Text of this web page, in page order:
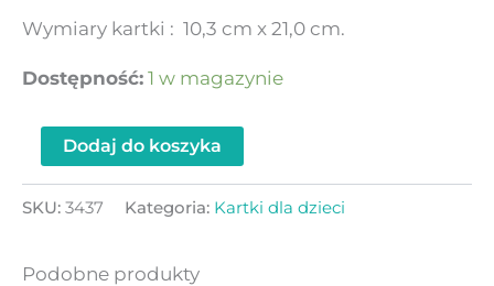
Wymiary kartki : 10,3 cm x 21,0 cm.
Dostępność: 1 w magazynie
Dodaj do koszyka
SKU: 3437 Kategoria: Kartki dla dzieci
Podobne produkty